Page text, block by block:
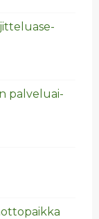
pal­ve­luai­